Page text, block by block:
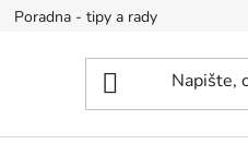
Poradna - tipy a rady